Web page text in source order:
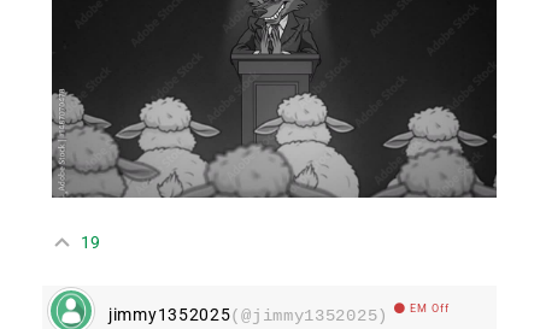
19
jimmy1352025(@jimmy1352025) EM Off